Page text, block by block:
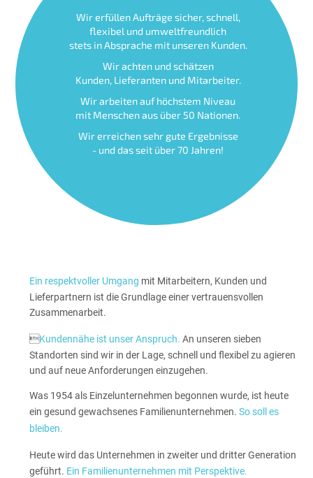
Wir erfüllen Aufträge sicher, schnell,
flexibel und umweltfreundlich
stets in Absprache mit unseren Kunden.
Wir achten und schätzen
Kunden, Lieferanten und Mitarbeiter.
Wir arbeiten auf höchstem Niveau
mit Menschen aus über 50 Nationen.
Wir erreichen sehr gute Ergebnisse
- und das seit über 70 Jahren!
Ein respektvoller Umgang mit Mitarbeitern, Kunden und
Lieferpartnern ist die Grundlage einer vertrauensvollen
Zusammenarbeit.
Kundennähe ist unser Anspruch. An unseren sieben
Standorten sind wir in der Lage, schnell und flexibel zu agieren
und auf neue Anforderungen einzugehen.
Was 1954 als Einzelunternehmen begonnen wurde, ist heute
ein gesund gewachsenes Familienunternehmen.So soll es
bleiben.
Heute wird das Unternehmen in zweiter und dritter Generation
geführt. Ein Familienunternehmen mit Perspektive.